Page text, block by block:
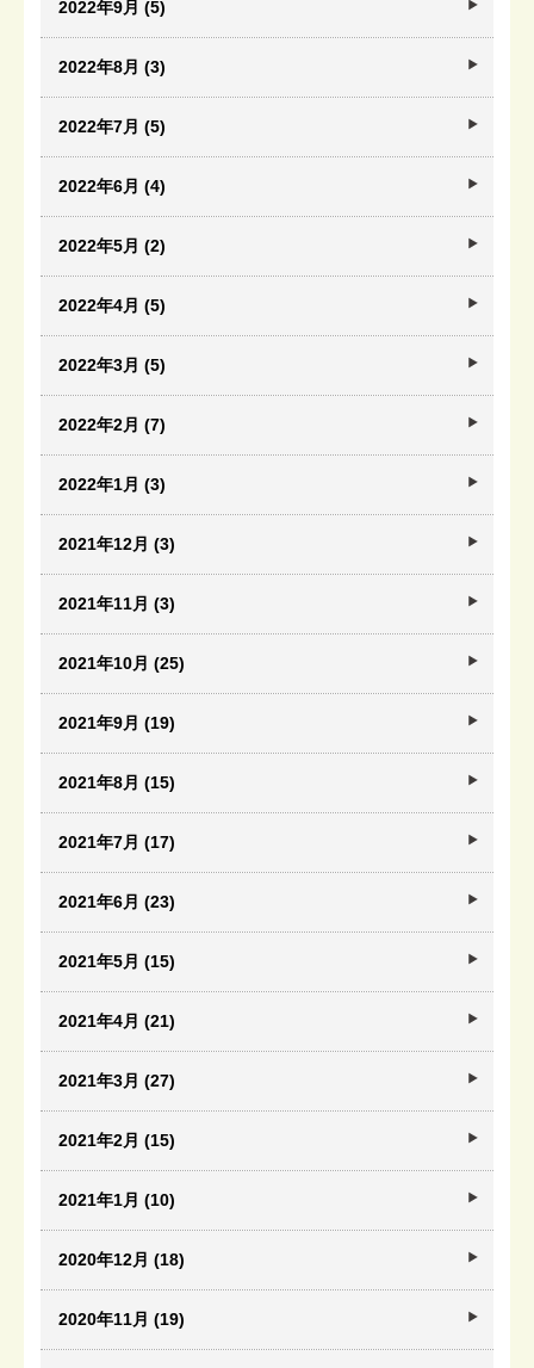
2022年9月 (5)
2022年8月 (3)
2022年7月 (5)
2022年6月 (4)
2022年5月 (2)
2022年4月 (5)
2022年3月 (5)
2022年2月 (7)
2022年1月 (3)
2021年12月 (3)
2021年11月 (3)
2021年10月 (25)
2021年9月 (19)
2021年8月 (15)
2021年7月 (17)
2021年6月 (23)
2021年5月 (15)
2021年4月 (21)
2021年3月 (27)
2021年2月 (15)
2021年1月 (10)
2020年12月 (18)
2020年11月 (19)